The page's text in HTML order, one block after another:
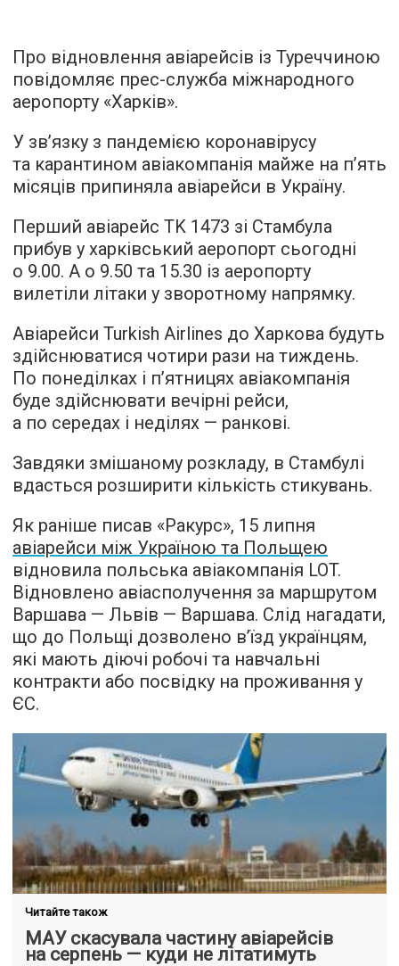
Про відновлення авіарейсів із Туреччиною
повідомляє прес-служба міжнародного
аеропорту «Харків».
У зв’язку з пандемією коронавірусу
та карантином авіакомпанія майже на п’ять
місяців припиняла авіарейси в Україну.
Перший авіарейс TK 1473 зі Стамбула
прибув у харківський аеропорт сьогодні
о 9.00. А о 9.50 та 15.30 із аеропорту
вилетіли літаки у зворотному напрямку.
Авіарейси Turkish Airlines до Харкова будуть
здійснюватися чотири рази на тиждень.
По понеділках і п’ятницях авіакомпанія
буде здійснювати вечірні рейси,
а по середах і неділях — ранкові.
Завдяки змішаному розкладу, в Стамбулі
вдасться розширити кількість стикувань.
Як раніше писав «Ракурс», 15 липня
авіарейси між Україною та Польщею
відновила польська авіакомпанія LOT.
Відновлено авіасполучення за маршрутом
Варшава — Львів — Варшава. Слід нагадати,
що до Польщі дозволено в’їзд українцям,
які мають діючі робочі та навчальні
контракти або посвідку на проживання у
ЄС.
Читайте також
МАУ скасувала частину авіарейсів
на серпень — куди не літатимуть